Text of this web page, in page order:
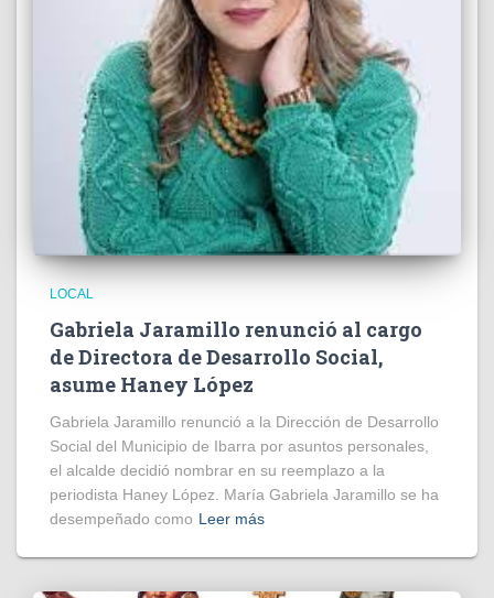
LOCAL
Gabriela Jaramillo renunció al cargo
de Directora de Desarrollo Social,
asume Haney López
Gabriela Jaramillo renunció a la Dirección de Desarrollo
Social del Municipio de Ibarra por asuntos personales,
el alcalde decidió nombrar en su reemplazo a la
periodista Haney López. María Gabriela Jaramillo se ha
desempeñado como Leer más